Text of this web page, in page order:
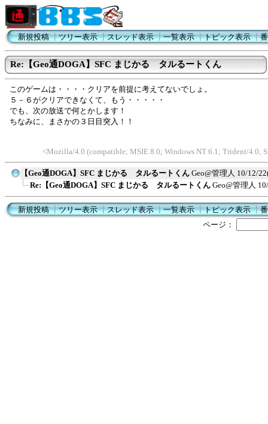
新規投稿┃ツリー表示┃スレッド表示┃一覧表示┃トピック表示┃
Re:【Geo通DOGA】SFC まじかる タルるートくん
このゲームは・・・・クリアを前提に考えてないでしょ。
５－６がクリアできなくて、もう・・・・・
でも、次の放送で何とかします！
ちなみに、まさかの３日目突入！！
<Mozilla/4.0 (compatible; MSIE 8.0; Windows NT 6.1; Trident/4.0;
【Geo通DOGA】SFC まじかる タルるートくん Geo@管理人 10/12/
Re:【Geo通DOGA】SFC まじかる タルるートくん Geo@管理人
新規投稿┃ツリー表示┃スレッド表示┃一覧表示┃トピック表示┃
ページ：